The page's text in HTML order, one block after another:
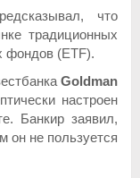
что
традиционных
фондов (ETF).
Goldman
настроен
Банкир заявил,
он не пользуется